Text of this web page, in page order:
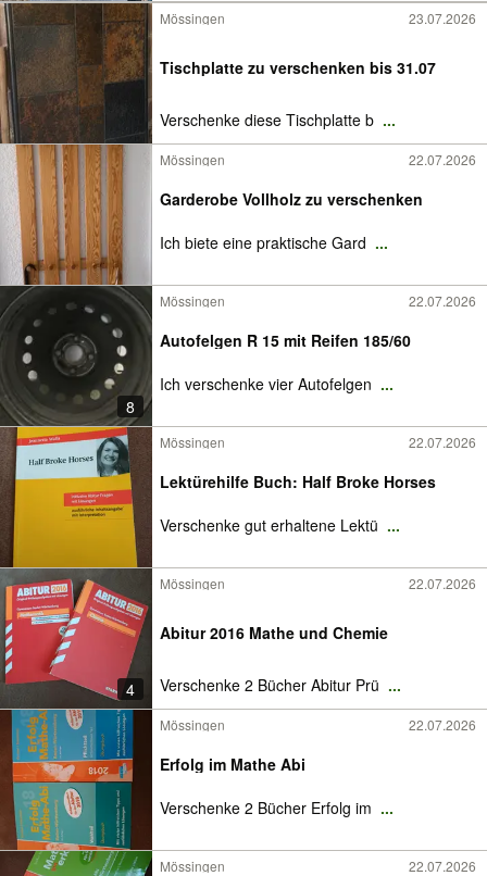
Mössingen 23.07.2026
Tischplatte zu verschenken bis 31.07
Verschenke diese Tischplatte b ...
Mössingen 22.07.2026
Garderobe Vollholz zu verschenken
Ich biete eine praktische Gard ...
8
Mössingen 22.07.2026
Autofelgen R 15 mit Reifen 185/60
Ich verschenke vier Autofelgen ...
Mössingen 22.07.2026
Lektürehilfe Buch: Half Broke Horses
Verschenke gut erhaltene Lektü ...
4
Mössingen 22.07.2026
Abitur 2016 Mathe und Chemie
Verschenke 2 Bücher Abitur Prü ...
Mössingen 22.07.2026
Erfolg im Mathe Abi
Verschenke 2 Bücher Erfolg im ...
Mössingen 22.07.2026